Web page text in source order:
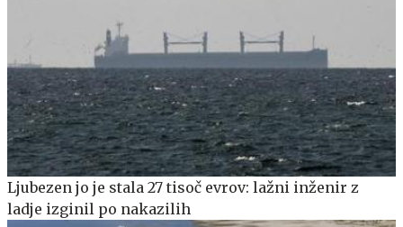
Ljubezen jo je stala 27 tisoč evrov: lažni inženir z
ladje izginil po nakazilih